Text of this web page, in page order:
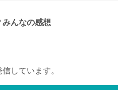
みんなの感想
しています。